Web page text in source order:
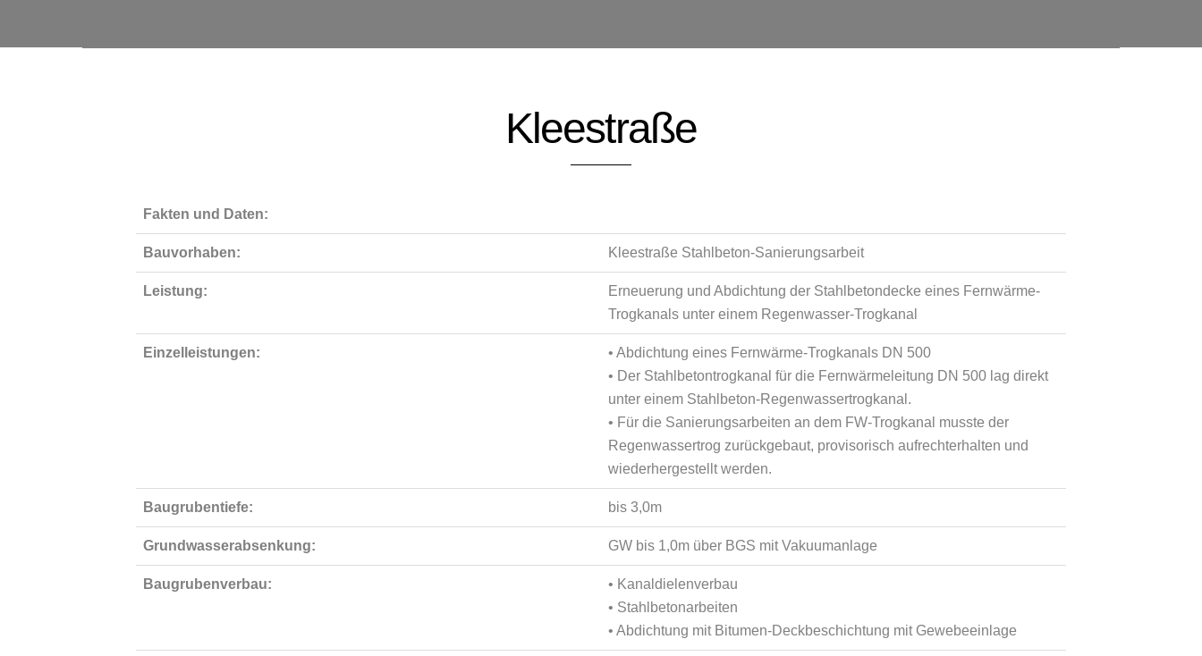
Kleestraße
Fakten und Daten:
Bauvorhaben: Kleestraße Stahlbeton-Sanierungsarbeit
Leistung:
Erneuerung und Abdichtung der Stahlbetondecke eines Fernwärme-
Trogkanals unter einem Regenwasser-Trogkanal
Einzelleistungen:
• Abdichtung eines Fernwärme-Trogkanals DN 500
• Der Stahlbetontrogkanal für die Fernwärmeleitung DN 500 lag direkt
unter einem Stahlbeton-Regenwassertrogkanal.
• Für die Sanierungsarbeiten an dem FW-Trogkanal musste der
Regenwassertrog zurückgebaut, provisorisch aufrechterhalten und
wiederhergestellt werden.
Baugrubentiefe: bis 3,0m
Grundwasserabsenkung: GW bis 1,0m über BGS mit Vakuumanlage
Baugrubenverbau:
• Kanaldielenverbau
• Stahlbetonarbeiten
• Abdichtung mit Bitumen-Deckbeschichtung mit Gewebeeinlage